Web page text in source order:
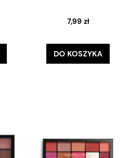
7,99 zł
DO KOSZYKA